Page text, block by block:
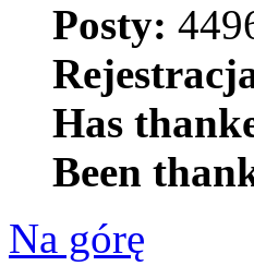
Posty:
Has
Been
Na górę